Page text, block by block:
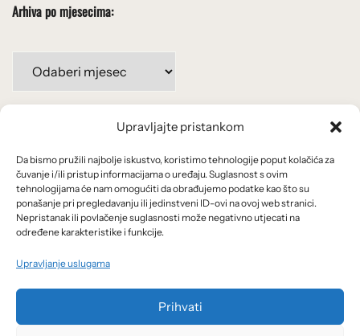
Upravljajte pristankom
Da bismo pružili najbolje iskustvo, koristimo tehnologije poput kolačića za
čuvanje i/ili pristup informacijama o uređaju. Suglasnost s ovim
tehnologijama će nam omogućiti da obrađujemo podatke kao što su
ponašanje pri pregledavanju ili jedinstveni ID-ovi na ovoj web stranici.
Nepristanak ili povlačenje suglasnosti može negativno utjecati na
određene karakteristike i funkcije.
Upravljanje uslugama
Prihvati
Arhiva po mjesecima:
mjesecima:
Uvjeti korištenja
Politika privatnosti
Kolačići